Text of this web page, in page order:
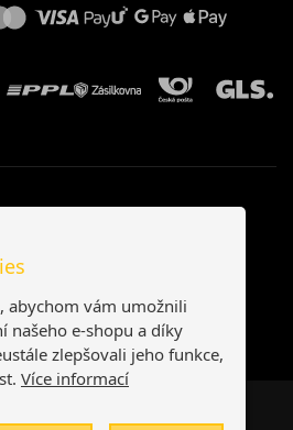
Slovensko
abychom vám umožnili
našeho e-shopu a díky
zlepšovali jeho funkce,
Více informací